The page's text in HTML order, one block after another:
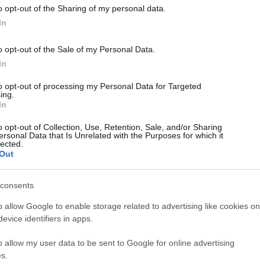
opt-out of the Sharing of my personal data.
opt-out of the Sale of my Personal Data.
opt-out of processing my Personal Data for Targeted
opt-out of Collection, Use, Retention, Sale, and/or Sharing
Data that Is Unrelated with the Purposes for which it
allow Google to enable storage related to advertising like cookies on
identifiers in apps.
allow my user data to be sent to Google for online advertising
elmúlt években nemcsak a béreket rendezték,
százalékkal, a második szakaszba lépőké pedig
vonzóbb legyen az egyetemi pálya - fogalmazott
helyzete is jelentősen változott: míg 2014-ben
számláján, jelenleg 320 milliárd forint van.
intézmények 15 milliárd forinttal többet
a kutatási kiválóság alapján osztják szét, mert
bérfejlesztés